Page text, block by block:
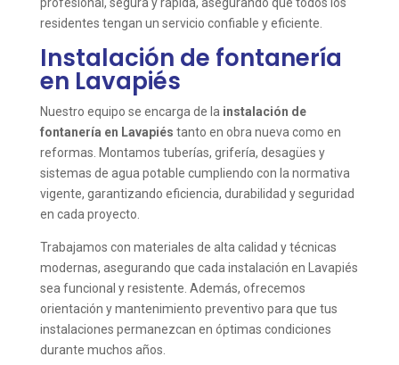
residentes tengan un servicio confiable y eficiente.
Instalación de fontanería
en Lavapiés
Nuestro equipo se encarga de la instalación de
fontanería en Lavapiés tanto en obra nueva como en
reformas. Montamos tuberías, grifería, desagües y
sistemas de agua potable cumpliendo con la normativa
vigente, garantizando eficiencia, durabilidad y seguridad
en cada proyecto.
Trabajamos con materiales de alta calidad y técnicas
modernas, asegurando que cada instalación en Lavapiés
sea funcional y resistente. Además, ofrecemos
orientación y mantenimiento preventivo para que tus
instalaciones permanezcan en óptimas condiciones
durante muchos años.